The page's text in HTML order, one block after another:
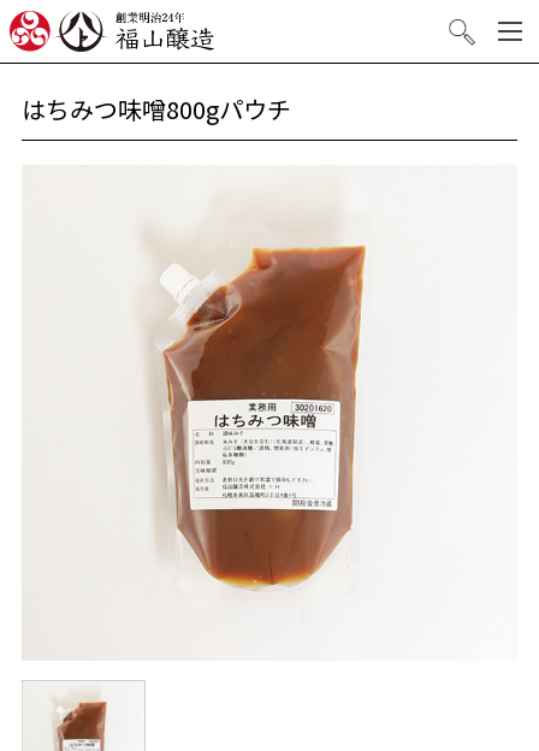
検索
はちみつ味噌800gパウチ